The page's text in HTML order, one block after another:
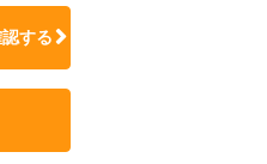
する